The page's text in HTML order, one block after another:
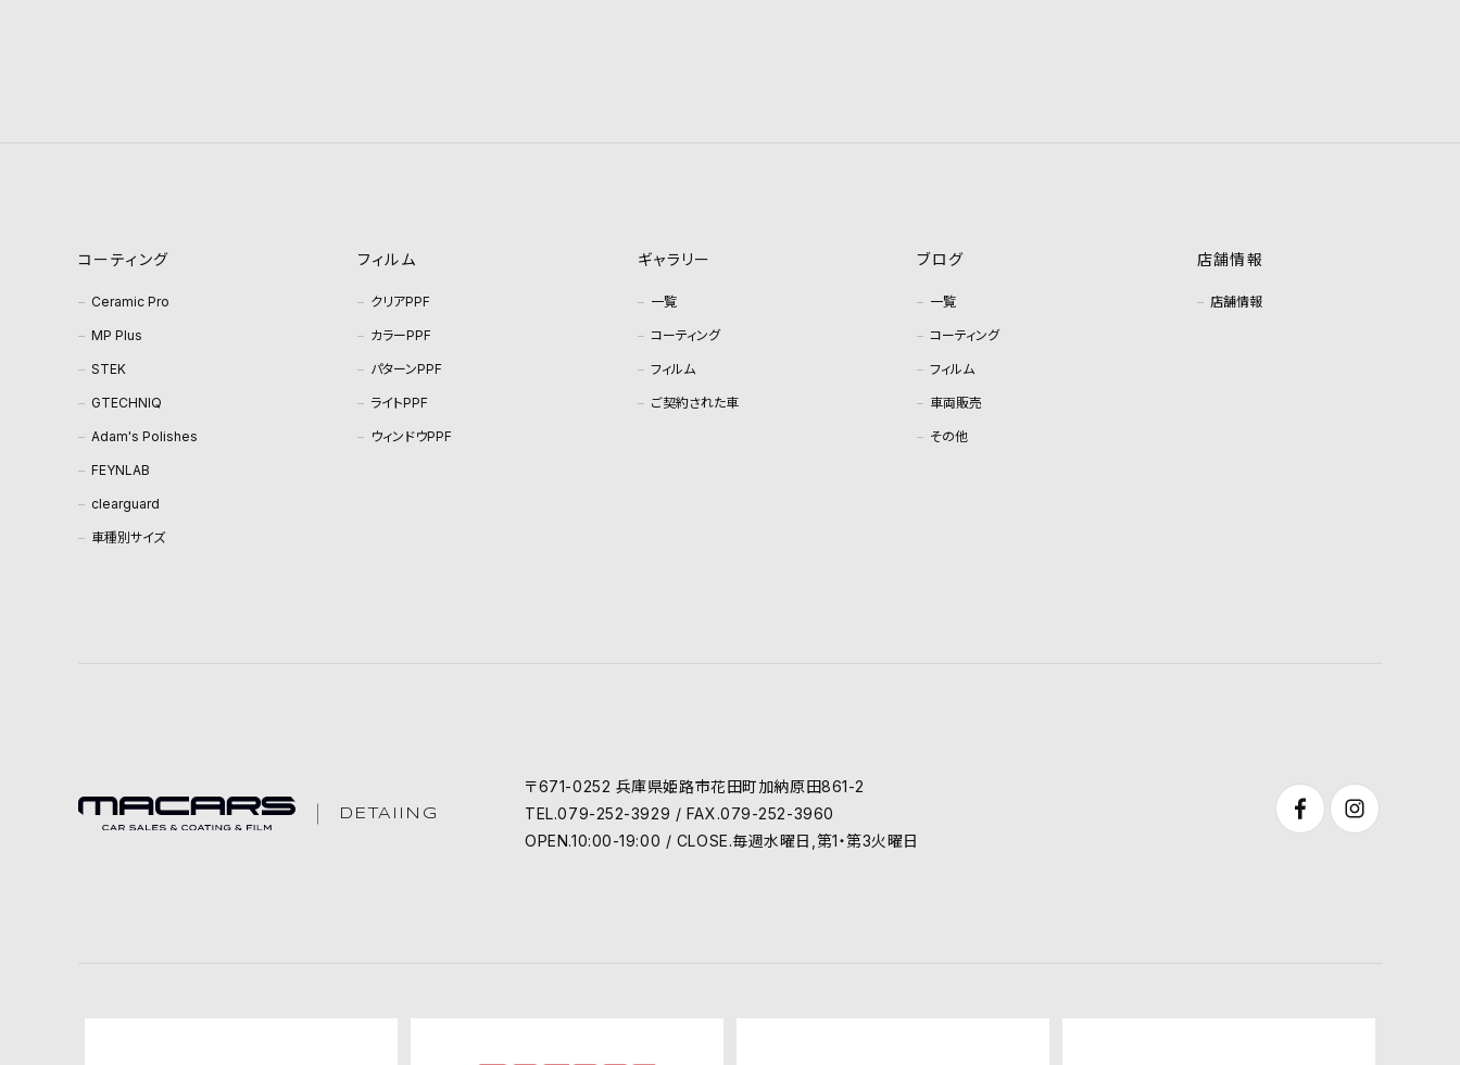
コーティング
Ceramic Pro
MP Plus
STEK
GTECHNIQ
Adam's Polishes
FEYNLAB
clearguard
車種別サイズ
フィルム
クリアPPF
カラーPPF
パターンPPF
ライトPPF
ウィンドウPPF
ギャラリー
一覧
コーティング
フィルム
ご契約された車
ブログ
一覧
コーティング
フィルム
車両販売
その他
店舗情報
店舗情報
DETAIING
〒671-0252 兵庫県姫路市花田町加納原田861-2
TEL.079-252-3929 / FAX.079-252-3960
OPEN.10:00-19:00 / CLOSE.毎週水曜日,第1・第3火曜日